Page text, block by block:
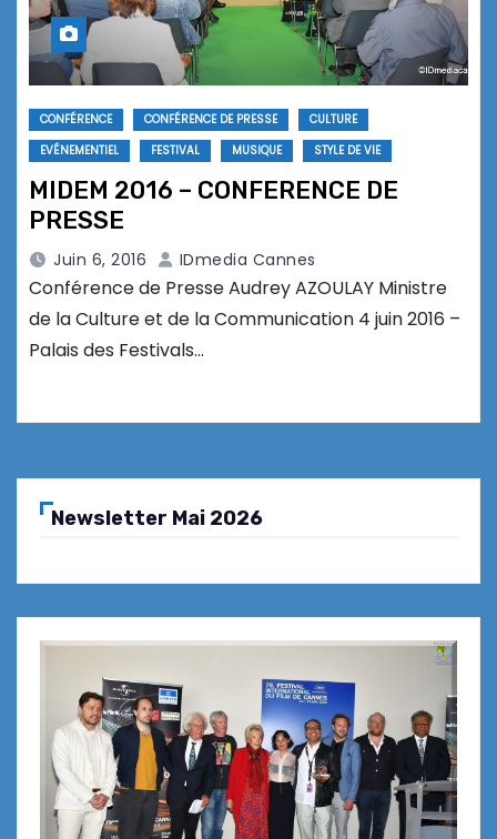
CONFÉRENCE CONFÉRENCE DE PRESSE
CULTURE
EVÉNEMENTIEL
FESTIVAL MUSIQUE STYLE DE VIE
MIDEM 2016 – CONFERENCE DE
PRESSE
Juin 6, 2016 IDmedia Cannes
Conférence de Presse Audrey AZOULAY Ministre
de la Culture et de la Communication 4 juin 2016 –
Palais des Festivals…
Newsletter Mai 2026